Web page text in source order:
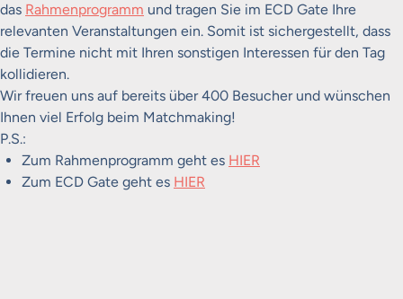
das Rahmenprogramm und tragen Sie im ECD Gate Ihre
relevanten Veranstaltungen ein. Somit ist sichergestellt, dass
die Termine nicht mit Ihren sonstigen Interessen für den Tag
kollidieren.
Wir freuen uns auf bereits über 400 Besucher und wünschen
Ihnen viel Erfolg beim Matchmaking!
P.S.:
Zum Rahmenprogramm geht es HIER
Zum ECD Gate geht es HIER